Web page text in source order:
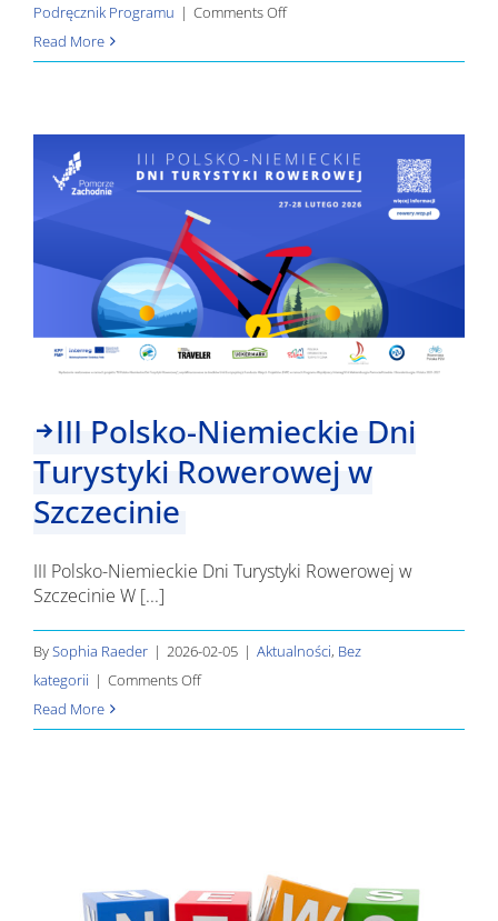
Podręcznik Programu | Comments Offon
Podręcznika
nowość:
wersja
3.1
Read More
III Polsko-Niemieckie Dni
Turystyki Rowerowej w
Szczecinie
III Polsko-Niemieckie Dni Turystyki Rowerowej w
Szczecinie W [...]
BySophia Raeder | 2026-02-05 | Aktualności, Bez
kategorii | Comments Offon
Polsko-
Szczecinie
Read More